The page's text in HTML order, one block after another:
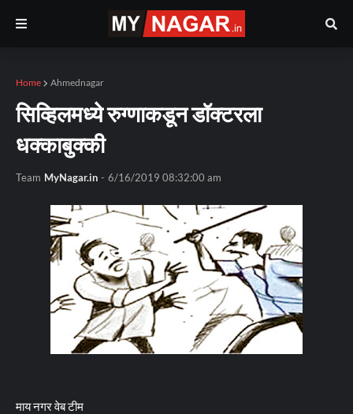
Home Ahmednagar
सिव्हिलमध्ये रुग्णाकडून डॉक्टरला
धक्काबुक्की
Team MyNagar.in - 6/16/2019 08:32:00 am
माय नगर वेब टीम